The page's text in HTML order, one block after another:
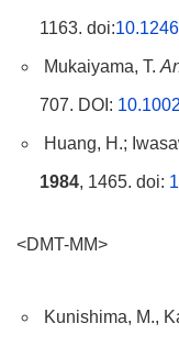
1163. doi:
Mukaiyama, T.
707. DOI:
Huang, H.;
1984, 1465. doi:
<DMT-MM>
Kunishima, M.,